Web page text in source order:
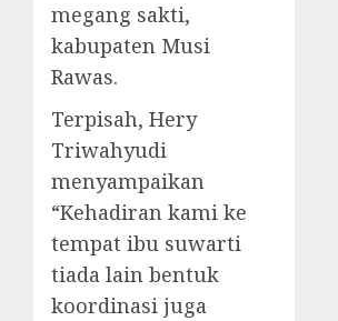
megang sakti,
kabupaten Musi
Rawas.
Terpisah, Hery
Triwahyudi
menyampaikan
“Kehadiran kami ke
tempat ibu suwarti
tiada lain bentuk
koordinasi juga